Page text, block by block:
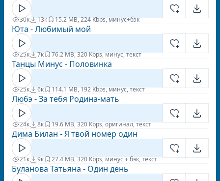
30к 13к 15.2 MB, 224 Kbps, минус+бэк
Юта - Любимый мой
25к 7к 76.2 MB, 320 Kbps, минус, текст
Танцы Минус - Половинка
25к 6к 114.1 MB, 192 Kbps, минус, текст
Любэ - За тебя Родина-мать
24к 8к 19.6 MB, 320 Kbps, оригинал, текст
Дима Билан - Я твой номер один
21к 9к 27.4 MB, 320 Kbps, минус + бэк, текст
Буланова Татьяна - Один день